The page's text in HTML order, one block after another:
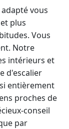
vous
plus
Vous
Notre
intérieurs et
d'escalier
entièrement
proches de
conseil
par